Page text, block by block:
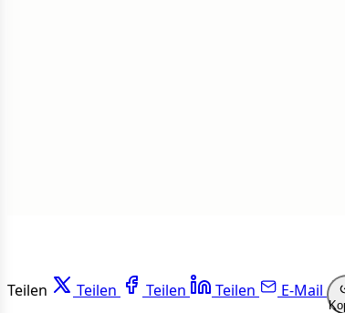
Teilen Teilen Teilen Teilen E-Mail